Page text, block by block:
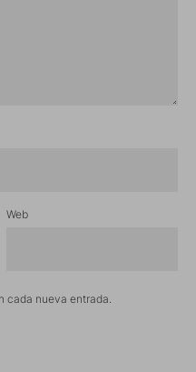
Web
cada nueva entrada.